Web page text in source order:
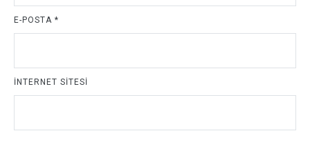
E-POSTA *
İNTERNET SITESI